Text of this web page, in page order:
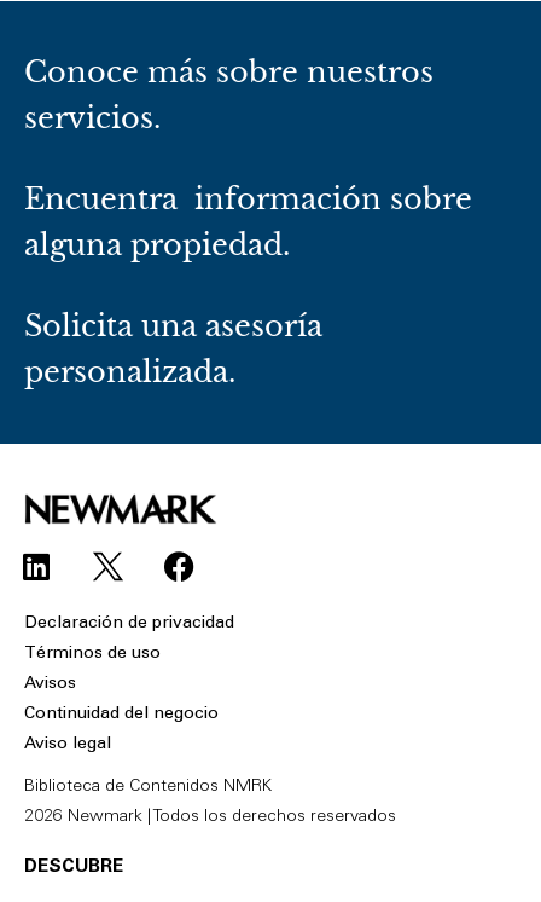
Conoce más sobre nuestros
servicios.
Encuentra información sobre
alguna propiedad.
Solicita una asesoría
personalizada.
L
i
n
k
e
d
F
a
o
Declaración de privacidad
Términos de uso
Avisos
Continuidad del negocio
Aviso legal
Biblioteca de Contenidos NMRK
2026 Newmark | Todos los derechos reservados
DESCUBRE